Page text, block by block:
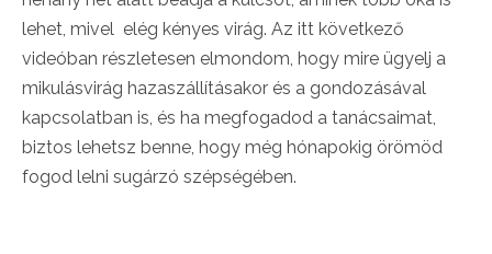
lehet, mivel elég kényes virág. Az itt következő
videóban részletesen elmondom, hogy mire ügyelj a
mikulásvirág hazaszállításakor és a gondozásával
kapcsolatban is, és ha megfogadod a tanácsaimat,
biztos lehetsz benne, hogy még hónapokig örömöd
fogod lelni sugárzó szépségében.